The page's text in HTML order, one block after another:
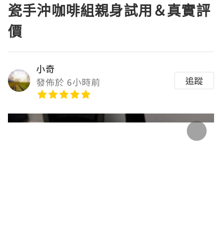
瓷手沖咖啡組親身試用＆真實評
價
小奇
發佈於 6小時前
追蹤